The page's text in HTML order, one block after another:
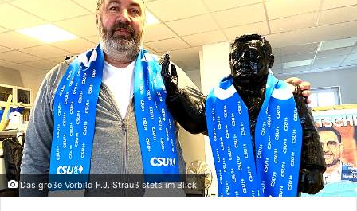
Das große Vorbild F.J. Strauß stets im Blick